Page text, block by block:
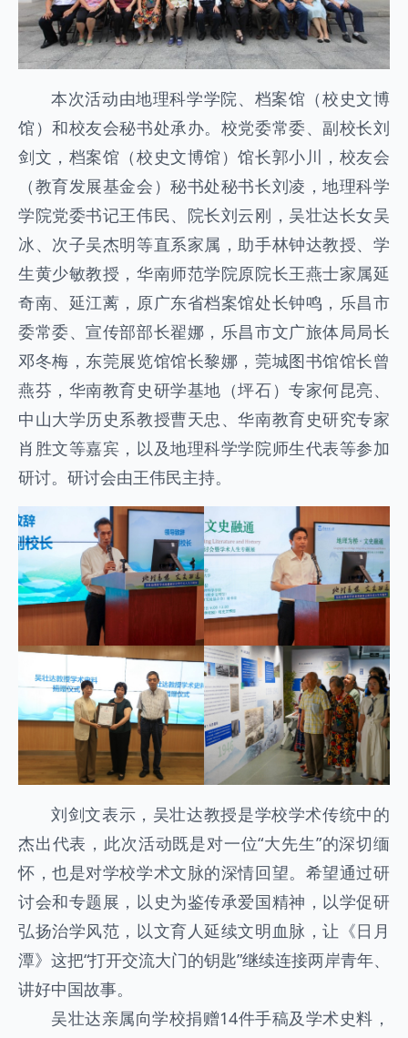
本次活动由地理科学学院、档案馆（校史文博
馆）和校友会秘书处承办。校党委常委、副校长刘
剑文，档案馆（校史文博馆）馆长郭小川，校友会
（教育发展基金会）秘书处秘书长刘凌，地理科学
学院党委书记王伟民、院长刘云刚，吴壮达长女吴
冰、次子吴杰明等直系家属，助手林钟达教授、学
生黄少敏教授，华南师范学院原院长王燕士家属延
奇南、延江蓠，原广东省档案馆处长钟鸣，乐昌市
委常委、宣传部部长翟娜，乐昌市文广旅体局局长
邓冬梅，东莞展览馆馆长黎娜，莞城图书馆馆长曾
燕芬，华南教育史研学基地（坪石）专家何昆亮、
中山大学历史系教授曹天忠、华南教育史研究专家
肖胜文等嘉宾，以及地理科学学院师生代表等参加
研讨。研讨会由王伟民主持。
刘剑文表示，吴壮达教授是学校学术传统中的
杰出代表，此次活动既是对一位“大先生”的深切缅
怀，也是对学校学术文脉的深情回望。希望通过研
讨会和专题展，以史为鉴传承爱国精神，以学促研
弘扬治学风范，以文育人延续文明血脉，让《日月
潭》这把“打开交流大门的钥匙”继续连接两岸青年、
讲好中国故事。
吴壮达亲属向学校捐赠14件手稿及学术史料，